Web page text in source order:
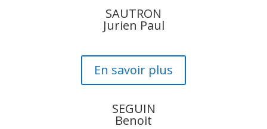
SAUTRON
Jurien Paul
En savoir plus
SEGUIN
Benoit